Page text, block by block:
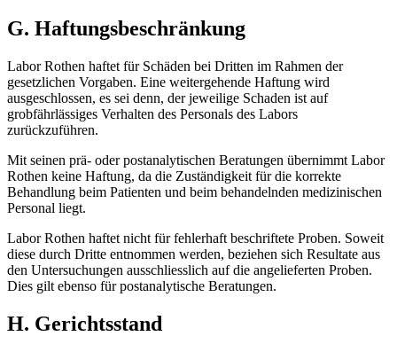
G. Haftungsbeschränkung
Labor Rothen haftet für Schäden bei Dritten im Rahmen der
gesetzlichen Vorgaben. Eine weitergehende Haftung wird
ausgeschlossen, es sei denn, der jeweilige Schaden ist auf
grobfährlässiges Verhalten des Personals des Labors
zurückzuführen.
Mit seinen prä- oder postanalytischen Beratungen übernimmt Labor
Rothen keine Haftung, da die Zuständigkeit für die korrekte
Behandlung beim Patienten und beim behandelnden medizinischen
Personal liegt.
Labor Rothen haftet nicht für fehlerhaft beschriftete Proben. Soweit
diese durch Dritte entnommen werden, beziehen sich Resultate aus
den Untersuchungen ausschliesslich auf die angelieferten Proben.
Dies gilt ebenso für postanalytische Beratungen.
H. Gerichtsstand